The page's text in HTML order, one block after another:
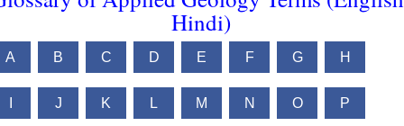
Hindi)
A B C D E F G H
J K L M N O P